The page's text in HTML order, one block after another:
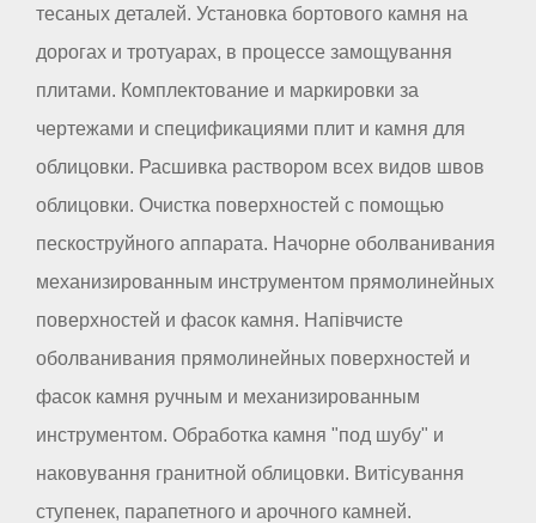
тесаных деталей. Установка бортового камня на
дорогах и тротуарах, в процессе замощування
плитами. Комплектование и маркировки за
чертежами и спецификациями плит и камня для
облицовки. Расшивка раствором всех видов швов
облицовки. Очистка поверхностей с помощью
пескоструйного аппарата. Начорне оболванивания
механизированным инструментом прямолинейных
поверхностей и фасок камня. Напівчисте
оболванивания прямолинейных поверхностей и
фасок камня ручным и механизированным
инструментом. Обработка камня "под шубу" и
наковування гранитной облицовки. Витісування
ступенек, парапетного и арочного камней.